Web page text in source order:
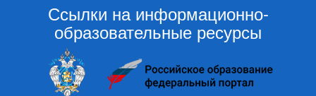
Ссылки на информационно-
образовательные ресурсы